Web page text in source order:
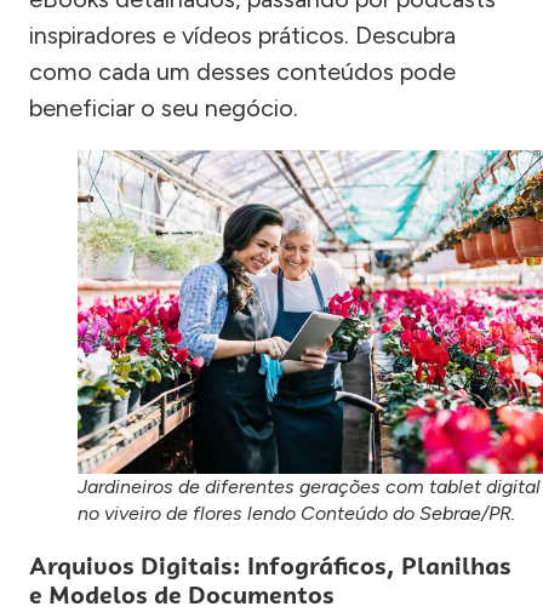
inspiradores e vídeos práticos. Descubra
como cada um desses conteúdos pode
beneficiar o seu negócio.
Jardineiros de diferentes gerações com tablet digital
no viveiro de flores lendo Conteúdo do Sebrae/PR.
Arquivos Digitais: Infográficos, Planilhas
e Modelos de Documentos